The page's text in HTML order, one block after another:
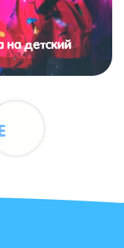
детский